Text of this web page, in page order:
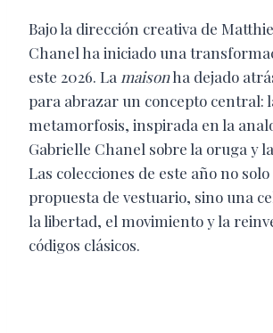
Bajo la dirección creativa de
Chanel ha iniciado una
este 2026. La maisonha dejado
para abrazar un concepto central:
metamorfosis, inspirada en la
Gabrielle Chanel sobre la oruga y
Las colecciones de este año no
propuesta de vestuario, sino una
la libertad, el movimiento y la
códigos clásicos.